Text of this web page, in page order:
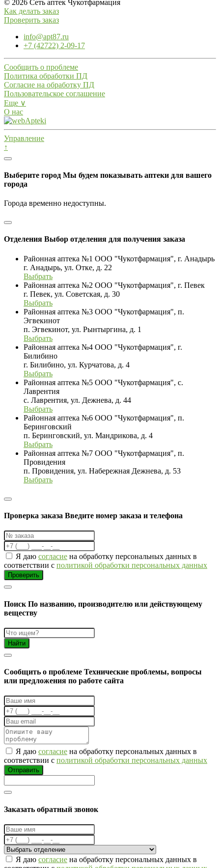
© 2026 Сеть аптек Чукотфармация
Как делать заказ
Проверить заказ
info@apt87.ru
+7 (42722) 2-09-17
Сообщить о проблеме
Политика обработки ПД
Согласие на обработку ПД
Пользовательское соглашение
Еще ∨
О нас
Управление
↑
Выберите город Мы будем показывать аптеки для вашего
города
Города временно недоступны.
Отделения Выбор отделения для получения заказа
Районная аптека №1 ООО "Чукотфармация", г. Анадырь
г. Анадырь, ул. Отке, д. 22
Выбрать
Районная аптека №2 ООО "Чукотфармация", г. Певек
г. Певек, ул. Советская, д. 30
Выбрать
Районная аптека №3 ООО "Чукотфармация", п.
Эгвекинот
п. Эгвекинот, ул. Рынтыргина, д. 1
Выбрать
Районная аптека №4 ООО "Чукотфармация", г.
Билибино
г. Билибино, ул. Курчатова, д. 4
Выбрать
Районная аптека №5 ООО "Чукотфармация", с.
Лаврентия
с. Лаврентия, ул. Дежнева, д. 44
Выбрать
Районная аптека №6 ООО "Чукотфармация", п.
Беринговский
п. Беринговский, ул. Мандрикова, д. 4
Выбрать
Районная аптека №7 ООО "Чукотфармация", п.
Провидения
п. Провидения, ул. Набережная Дежнева, д. 53
Выбрать
Проверка заказа Введите номер заказа и телефона
Я даю согласие на обработку персональных данных в
соответствии с политикой обработки персональных данных
Проверить
Поиск По названию, производителю или действующему
веществу
Найти
Cообщить о проблеме Технические проблемы, вопросы
или предложения по работе сайта
Я даю согласие на обработку персональных данных в
соответствии с политикой обработки персональных данных
Отправить
Заказать обратный звонок
Я даю согласие на обработку персональных данных в